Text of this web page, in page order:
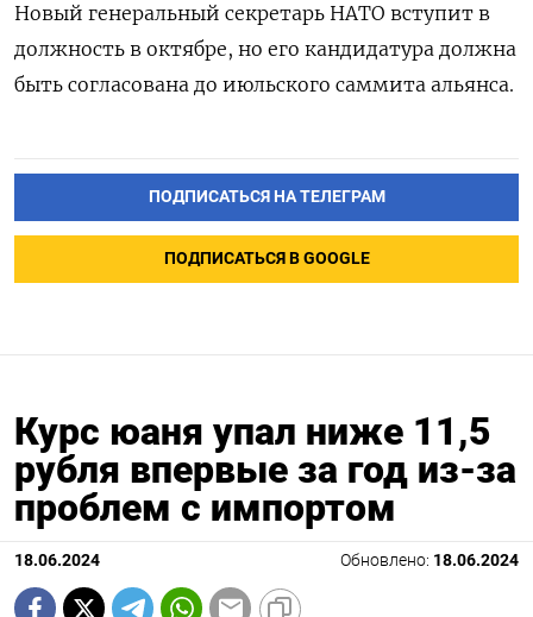
Новый генеральный секретарь НАТО вступит в
должность в октябре, но его кандидатура должна
быть согласована до июльского саммита альянса.
ПОДПИСАТЬСЯ НА ТЕЛЕГРАМ
ПОДПИСАТЬСЯ В GOOGLE
Курс юаня упал ниже 11,5
рубля впервые за год из-за
проблем с импортом
18.06.2024 Обновлено: 18.06.2024